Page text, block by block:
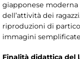
giapponese moderna
dell’attività dei
riproduzioni di
immagini
Finalità didattica del